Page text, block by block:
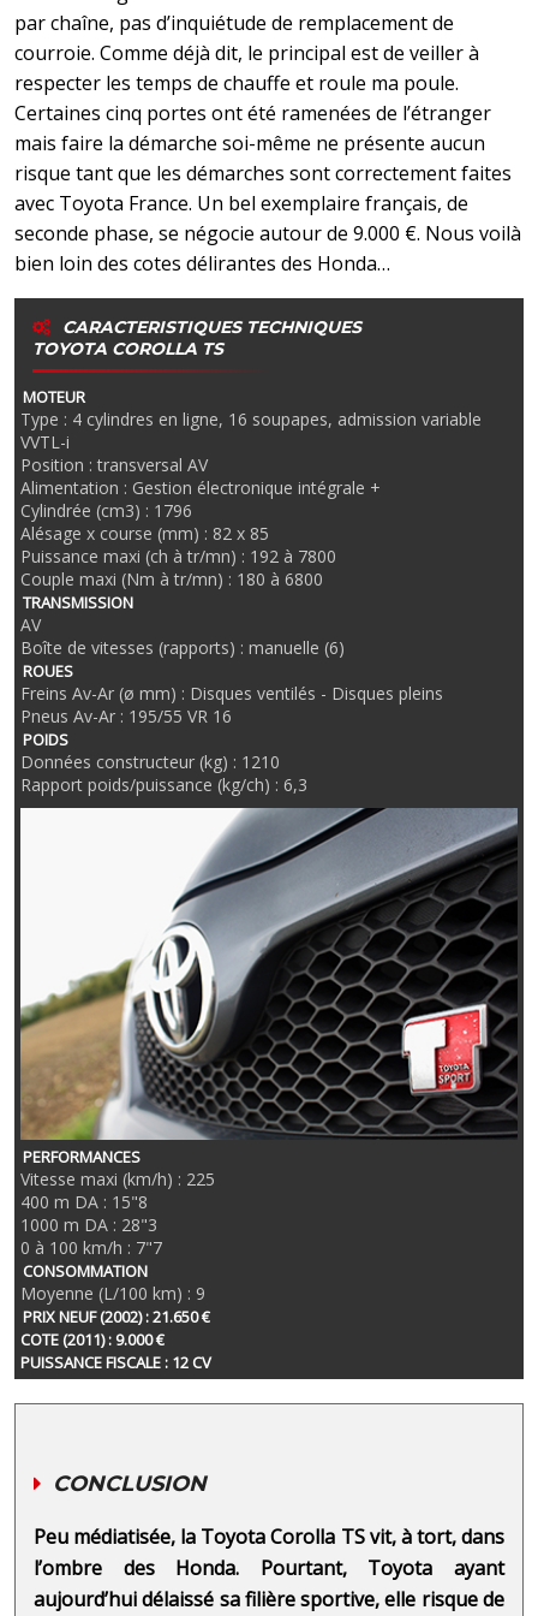
par chaîne, pas d’inquiétude de remplacement de
courroie. Comme déjà dit, le principal est de veiller à
respecter les temps de chauffe et roule ma poule.
Certaines cinq portes ont été ramenées de l’étranger
mais faire la démarche soi-même ne présente aucun
risque tant que les démarches sont correctement faites
avec Toyota France. Un bel exemplaire français, de
seconde phase, se négocie autour de 9.000 €. Nous voilà
bien loin des cotes délirantes des Honda…
CARACTERISTIQUES TECHNIQUES
TOYOTA COROLLA TS
MOTEUR
Type : 4 cylindres en ligne, 16 soupapes, admission variable
VVTL-i
Position : transversal AV
Alimentation : Gestion électronique intégrale +
Cylindrée (cm3) : 1796
Alésage x course (mm) : 82 x 85
Puissance maxi (ch à tr/mn) : 192 à 7800
Couple maxi (Nm à tr/mn) : 180 à 6800
TRANSMISSION
AV
Boîte de vitesses (rapports) : manuelle (6)
ROUES
Freins Av-Ar (ø mm) : Disques ventilés - Disques pleins
Pneus Av-Ar : 195/55 VR 16
POIDS
Données constructeur (kg) : 1210
Rapport poids/puissance (kg/ch) : 6,3
PERFORMANCES
Vitesse maxi (km/h) : 225
400 m DA : 15"8
1000 m DA : 28"3
0 à 100 km/h : 7"7
CONSOMMATION
Moyenne (L/100 km) : 9
PRIX NEUF (2002) : 21.650 €
COTE (2011) : 9.000 €
PUISSANCE FISCALE : 12 CV
CONCLUSION
Peu médiatisée, la Toyota Corolla TS vit, à tort, dans
l’ombre des Honda. Pourtant, Toyota ayant
aujourd’hui délaissé sa filière sportive, elle risque de